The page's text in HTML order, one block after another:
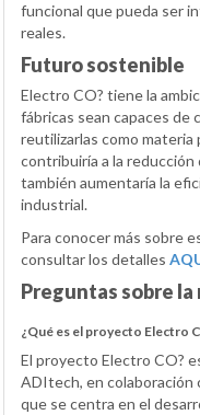
funcional que pueda ser
reales.
Futuro sostenible
Electro CO? tiene la
fábricas sean capaces de
reutilizarlas como materia
contribuiría a la
también aumentaría la
industrial.
Para conocer más sobre
consultar los detalles
Preguntas sobre
¿Qué es el proyecto Electro
El proyecto Electro CO?
ADItech, en colaboración
que se centra en el